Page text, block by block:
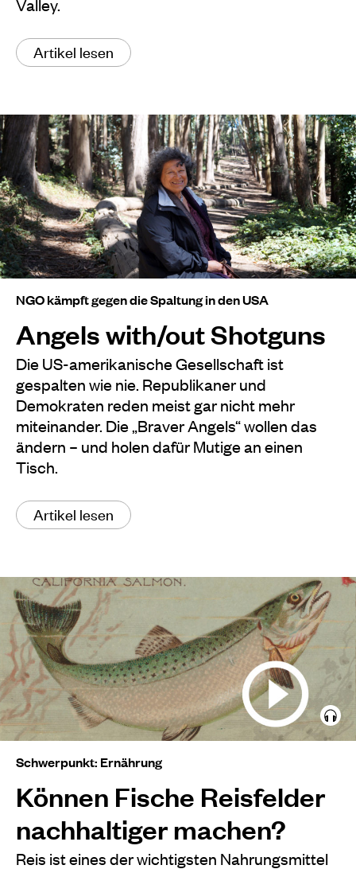
Valley.
Artikel lesen
NGO kämpft gegen die Spaltung in den USA
Angels with/out Shotguns
Die US-amerikanische Gesellschaft ist
gespalten wie nie. Republikaner und
Demokraten reden meist gar nicht mehr
miteinander. Die „Braver Angels“ wollen das
ändern – und holen dafür Mutige an einen
Tisch.
Artikel lesen
Schwerpunkt: Ernährung
Können Fische Reisfelder
nachhaltiger machen?
Reis ist eines der wichtigsten Nahrungsmittel